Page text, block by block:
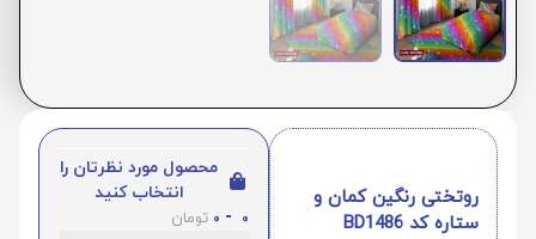
روتختی رنگین کمان و
ستاره کد BD1486
محصول مورد نظرتان را
انتخاب کنید
0
-
0 تومان